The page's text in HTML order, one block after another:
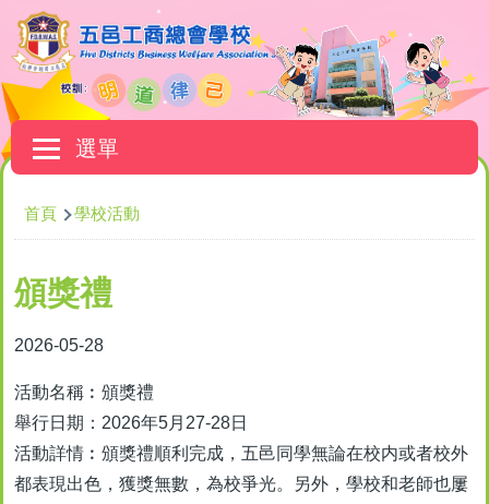
移至主內容
選單
Main
navigation
導
航
連
結
首頁 學校活動
頒獎禮
2026-05-28
活動名稱︰頒獎禮
舉行日期：2026年5月27-28日
活動詳情︰頒獎禮順利完成，五邑同學無論在校内或者校外
都表現出色，獲獎無數，為校爭光。另外，學校和老師也屢